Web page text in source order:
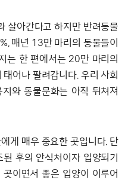
살아간다고 하지만 반려동물
매년 13만 마리의 동물들이
는 한 편에서는 20만 마리의
어나 팔려갑니다. 우리 사회
와 동물문화는 아직 뒤쳐져
게 매우 중요한 곳입니다. 단
후의 안식처이자 입양되기
이면서 좋은 입양이 이루어